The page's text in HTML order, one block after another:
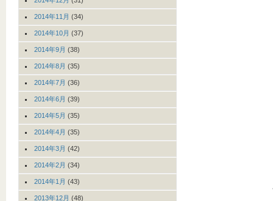
2014年11月 (34)
2014年10月 (37)
2014年9月 (38)
2014年8月 (35)
2014年7月 (36)
2014年6月 (39)
2014年5月 (35)
2014年4月 (35)
2014年3月 (42)
2014年2月 (34)
2014年1月 (43)
2013年12月 (48)